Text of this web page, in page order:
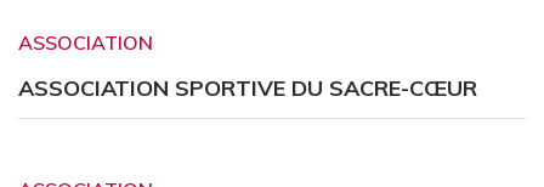
ASSOCIATION
ASSOCIATION SPORTIVE DU SACRE-CŒUR